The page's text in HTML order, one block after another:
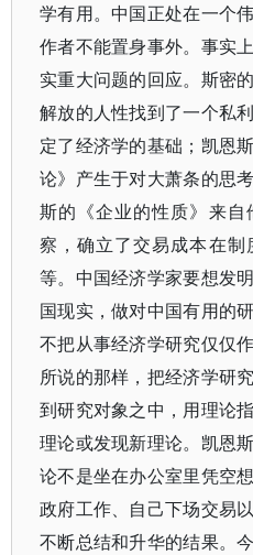
学有用。中国正处在一个
作者不能置身事外。事实
实重大问题的回应。斯密
解放的人性找到了一个私
定了经济学的基础；凯恩
论》产生于对大萧条的思
斯的《企业的性质》来
察，确立了交易成本在
等。中国经济学家要想发
国现实，做对中国有用的
不把从事经济学研究仅仅
所说的那样，把经济学研
到研究对象之中，用理论
理论或发现新理论。凯恩
论不是坐在办公室里凭空
政府工作、自己下场交易
不断总结和升华的结果。